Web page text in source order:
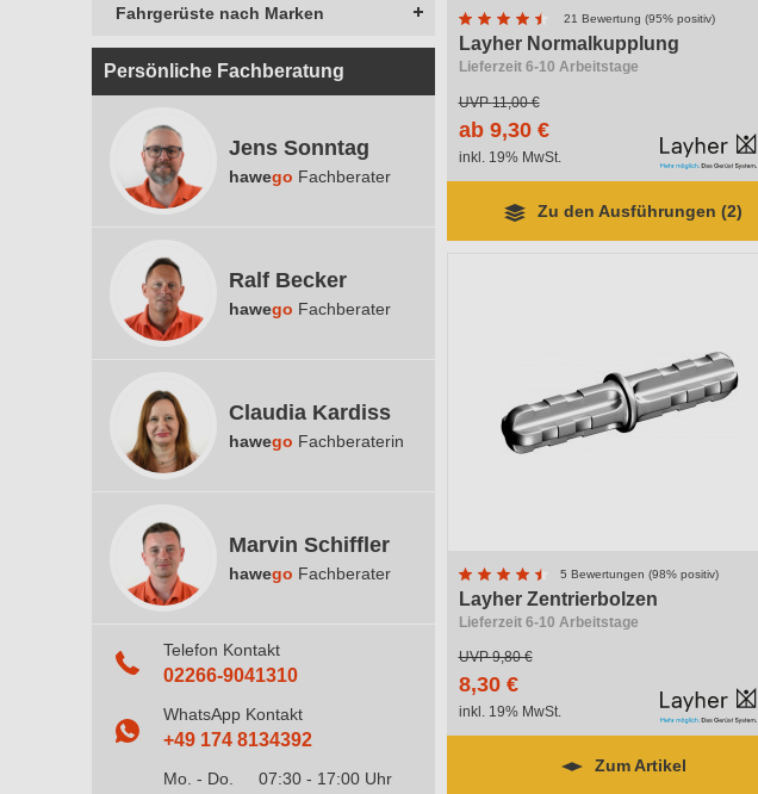
Fahrgerüste nach Marken
Persönliche Fachberatung
Jens Sonntag
hawego Fachberater
Ralf Becker
hawego Fachberater
Claudia Kardiss
hawego Fachberaterin
Marvin Schiffler
hawego Fachberater
Telefon Kontakt
02266-9041310
WhatsApp Kontakt
+49 174 8134392
Mo. - Do.
07:30 - 17:00 Uhr
21 Bewertung (95% positiv)
Layher Normalkupplung
Lieferzeit 6-10 Arbeitstage
UVP11,00 €
ab 9,30 €
inkl. 19% MwSt.
Zu den Ausführungen (2)
5 Bewertungen (98% positiv)
Layher Zentrierbolzen
Lieferzeit 6-10 Arbeitstage
UVP9,80 €
8,30 €
inkl. 19% MwSt.
Zum Artikel